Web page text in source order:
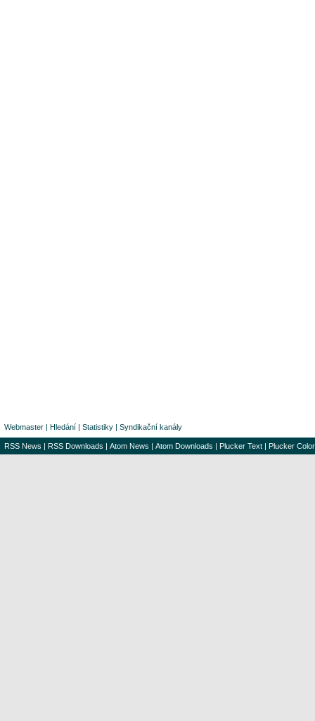
Webmaster | Hledání | Statistiky | Syndikační kanály
RSS News | RSS Downloads | Atom News | Atom Downloads | Plucker Text | Plucker Color